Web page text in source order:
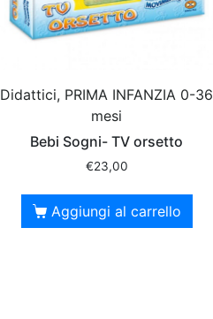
Didattici, PRIMA INFANZIA 0-36
mesi
Bebi Sogni- TV orsetto
€23,00
Aggiungi al carrello